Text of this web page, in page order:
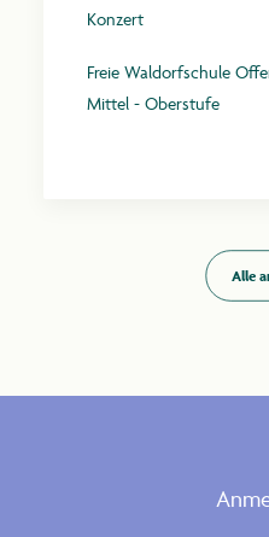
Konzert
Freie Waldorfschule
Mittel - Oberstufe
Alle